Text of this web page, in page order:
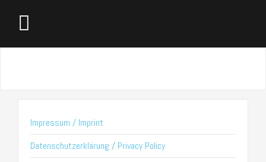
Impressum / Imprint
Datenschutzerklärung / Privacy Policy